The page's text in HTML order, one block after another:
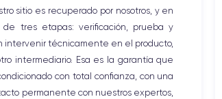
sitio es recuperado por nosotros, y en
tres etapas: verificación, prueba y
intervenir técnicamente en el producto,
intermediario. Esa es la garantía que
con total confianza, con una
permanente con nuestros expertos,